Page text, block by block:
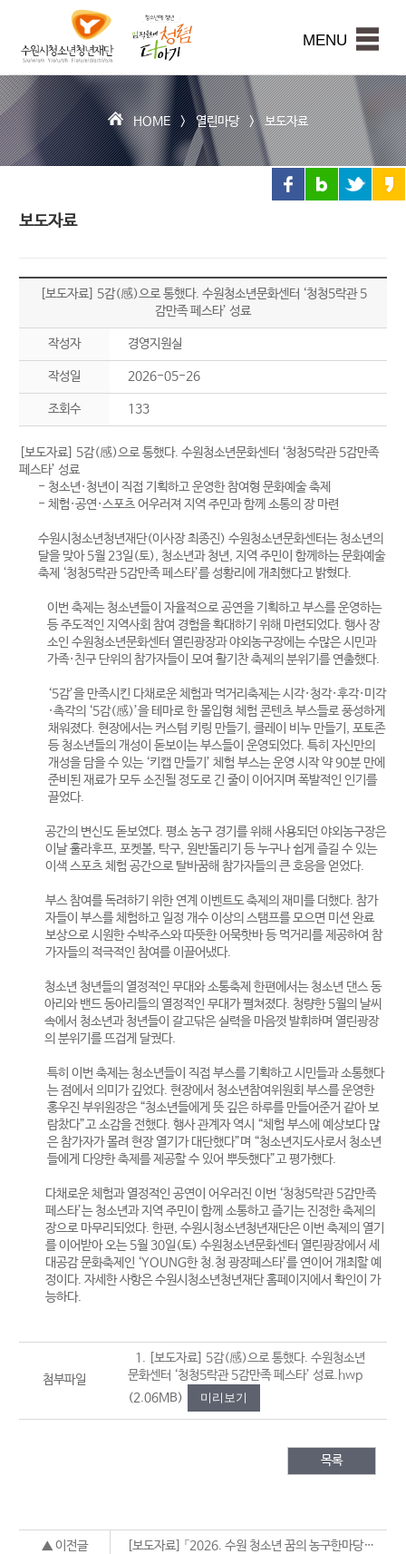
본문내용 바로가기
시
청
소
년
청
년
재
단
MENU
HOME >열린마당>보도자료
보도자료
[보도자료] 5감(感)으로 통했다. 수원청소년문화센터 ‘청청5락관 5
감만족 페스타’ 성료
작성자 경영지원실
작성일 2026-05-26
조회수 133
[보도자료] 5감(感)으로 통했다. 수원청소년문화센터 ‘청청5락관 5감만족
페스타’ 성료
- 청소년·청년이 직접 기획하고 운영한 참여형 문화예술 축제
- 체험·공연·스포츠 어우러져 지역 주민과 함께 소통의 장 마련
수원시청소년청년재단(이사장 최종진) 수원청소년문화센터는 청소년의
달을 맞아 5월 23일(토), 청소년과 청년, 지역 주민이 함께하는 문화예술
축제 ‘청청5락관 5감만족 페스타’를 성황리에 개최했다고 밝혔다.
이번 축제는 청소년들이 자율적으로 공연을 기획하고 부스를 운영하는
등 주도적인 지역사회 참여 경험을 확대하기 위해 마련되었다. 행사 장
소인 수원청소년문화센터 열린광장과 야외농구장에는 수많은 시민과
가족·친구 단위의 참가자들이 모여 활기찬 축제의 분위기를 연출했다.
‘5감’을 만족시킨 다채로운 체험과 먹거리축제는 시각·청각·후각·미각
·촉각의 ‘5감(感)’을 테마로 한 몰입형 체험 콘텐츠 부스들로 풍성하게
채워졌다. 현장에서는 커스텀 키링 만들기, 클레이 비누 만들기, 포토존
등 청소년들의 개성이 돋보이는 부스들이 운영되었다. 특히 자신만의
개성을 담을 수 있는 ‘키캡 만들기’ 체험 부스는 운영 시작 약 90분 만에
준비된 재료가 모두 소진될 정도로 긴 줄이 이어지며 폭발적인 인기를
끌었다.
공간의 변신도 돋보였다. 평소 농구 경기를 위해 사용되던 야외농구장은
이날 훌라후프, 포켓볼, 탁구, 원반돌리기 등 누구나 쉽게 즐길 수 있는
이색 스포츠 체험 공간으로 탈바꿈해 참가자들의 큰 호응을 얻었다.
부스 참여를 독려하기 위한 연계 이벤트도 축제의 재미를 더했다. 참가
자들이 부스를 체험하고 일정 개수 이상의 스탬프를 모으면 미션 완료
보상으로 시원한 수박주스와 따뜻한 어묵핫바 등 먹거리를 제공하여 참
가자들의 적극적인 참여를 이끌어냈다.
청소년 청년들의 열정적인 무대와 소통축제 한편에서는 청소년 댄스 동
아리와 밴드 동아리들의 열정적인 무대가 펼쳐졌다. 청량한 5월의 날씨
속에서 청소년과 청년들이 갈고닦은 실력을 마음껏 발휘하며 열린광장
의 분위기를 뜨겁게 달궜다.
특히 이번 축제는 청소년들이 직접 부스를 기획하고 시민들과 소통했다
는 점에서 의미가 깊었다. 현장에서 청소년참여위원회 부스를 운영한
홍우진 부위원장은 “청소년들에게 뜻 깊은 하루를 만들어준거 같아 보
람찼다”고 소감을 전했다. 행사 관계자 역시 “체험 부스에 예상보다 많
은 참가자가 몰려 현장 열기가 대단했다”며 “청소년지도사로서 청소년
들에게 다양한 축제를 제공할 수 있어 뿌듯했다”고 평가했다.
다채로운 체험과 열정적인 공연이 어우러진 이번 ‘청청5락관 5감만족
페스타’는 청소년과 지역 주민이 함께 소통하고 즐기는 진정한 축제의
장으로 마무리되었다. 한편, 수원시청소년청년재단은 이번 축제의 열기
를 이어받아 오는 5월 30일(토) 수원청소년문화센터 열린광장에서 세
대공감 문화축제인 ‘YOUNG한 청.청 광장페스타’를 연이어 개최할 예
정이다. 자세한 사항은 수원시청소년청년재단 홈페이지에서 확인이 가
능하다.
첨부파일
1. [보도자료] 5감(感)으로 통했다. 수원청소년
문화센터 ‘청청5락관 5감만족 페스타’ 성료.hwp
(2.06MB)
미리보기
목록
▲ 이전글 [보도자료] 「2026. 수원 청소년 꿈의 농구한마당」개최